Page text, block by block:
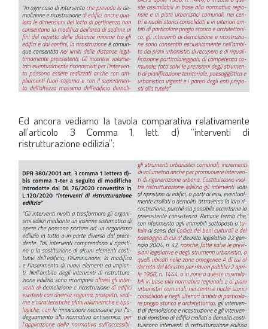
LA VIGNETTA DI EVASIO
SPECIALE
CAMBIA NUMERO expand_more
Ed ancora vediamo la tavola comparativa relativamente
all’articolo 3 Comma 1, lett. d) “interventi di
ristrutturazione edilizia”: